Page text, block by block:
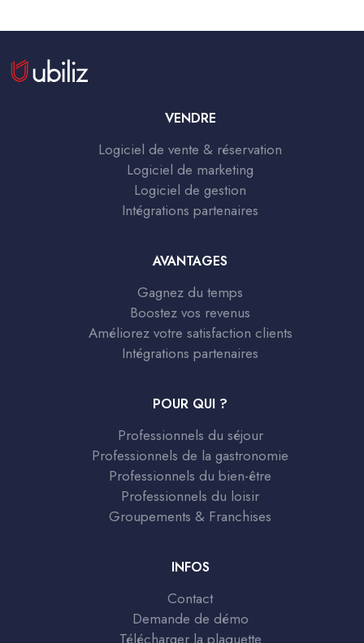
VENDRE
Logiciel de vente & réservation
Logiciel de marketing
Logiciel de gestion
Intégrations partenaires
AVANTAGES
Gagnez du temps
Boostez vos revenus
Améliorez votre satisfaction clients
Intégrations partenaires
POUR QUI ?
Professionnels du séjour
Professionnels de la gastronomie
Professionnels du bien-être
Professionnels du loisir
Groupements & Franchises
INFOS
Contact
Demande de démo
Télécharger la plaquette